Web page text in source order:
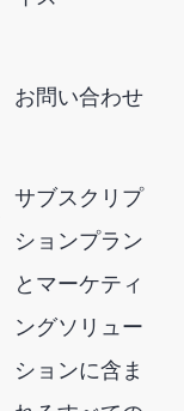
お問い合わせ
サブスクリプ
ションプラン
とマーケティ
ングソリュー
ションに含ま